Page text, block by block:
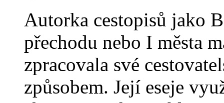
Autorka cestopisů jako
přechodu nebo I města
zpracovala své
způsobem. Její eseje